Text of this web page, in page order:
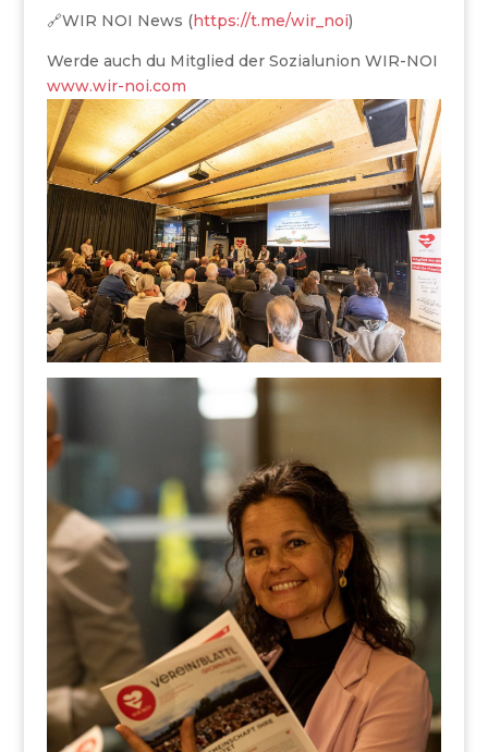
🔗WIR NOI News (https://t.me/wir_noi)
Werde auch du Mitglied der Sozialunion WIR-NOI
www.wir-noi.com